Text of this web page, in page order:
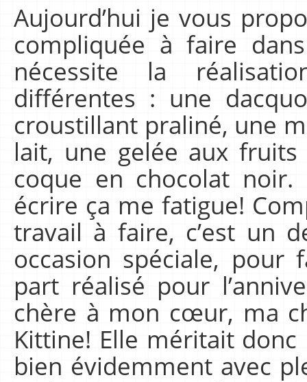
Aujourd’hui je vous
compliquée à faire
nécessite la
différentes : une
croustillant praliné, une
lait, une gelée aux
coque en chocolat
écrire ça me fatigue!
travail à faire, c’est un
occasion spéciale, pour
part réalisé pour
chère à mon cœur, ma
Kittine! Elle méritait
bien évidemment avec